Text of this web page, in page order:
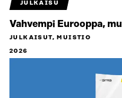
JULKAISU
Vahvempi Eurooppa,
JULKAISUT, MUISTIO
2026